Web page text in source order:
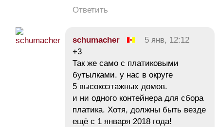
Ответить
schumacher
5 янв, 12:12
+3
Так же само с платиковыми
бутылками. у нас в округе
5 высокоэтажных домов.
и ни одного контейнера для сбора
платика. Хотя, должны быть везде
ещё с 1 января 2018 года!